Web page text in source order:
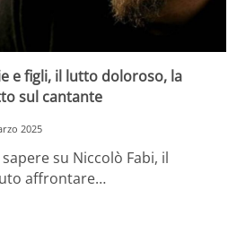
e figli, il lutto doloroso, la
sul cantante
2025
su Niccolò Fabi, il
affrontare…